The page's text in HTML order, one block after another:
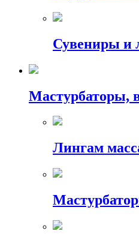
Сувениры и
Мастурбаторы,
Лингам